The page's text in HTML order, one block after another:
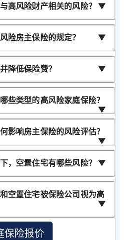
高风险财产相关的风险？
险房主保险的规定？
降低保险费？
些类型的高风险家庭保险？
影响房主保险的风险评估？
，空置住宅有哪些风险？
空置住宅被保险公司视为高
保险报价